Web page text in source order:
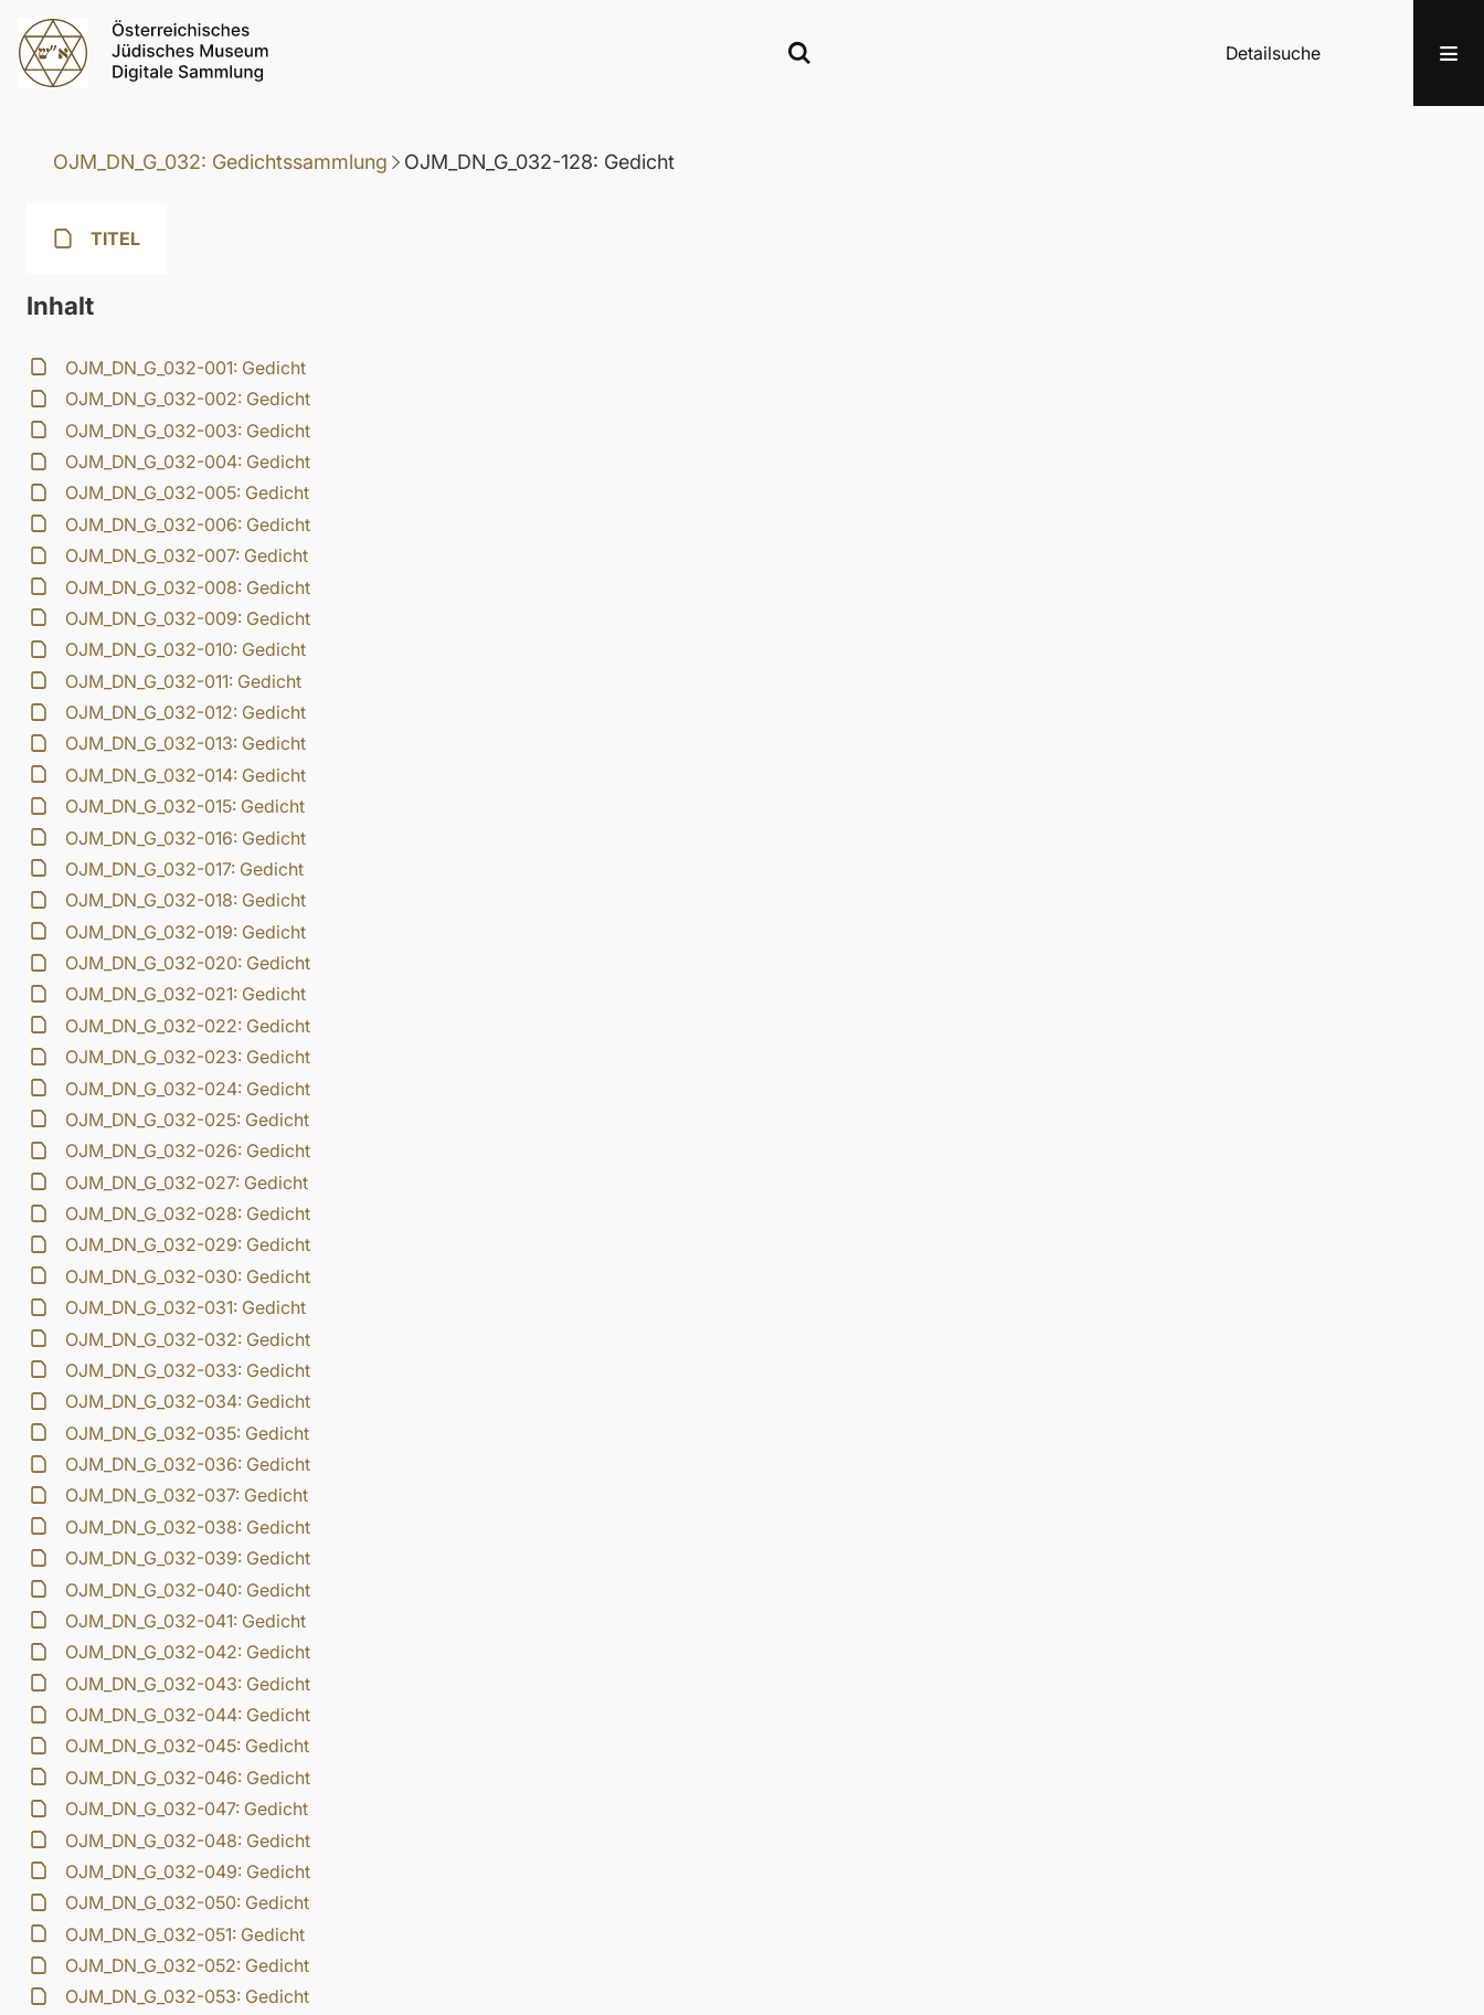
Detailsuche
OJM_DN_G_032: Gedichtssammlung OJM_DN_G_032-128: Gedicht
TITEL
Inhalt
OJM_DN_G_032-001: Gedicht
OJM_DN_G_032-002: Gedicht
OJM_DN_G_032-003: Gedicht
OJM_DN_G_032-004: Gedicht
OJM_DN_G_032-005: Gedicht
OJM_DN_G_032-006: Gedicht
OJM_DN_G_032-007: Gedicht
OJM_DN_G_032-008: Gedicht
OJM_DN_G_032-009: Gedicht
OJM_DN_G_032-010: Gedicht
OJM_DN_G_032-011: Gedicht
OJM_DN_G_032-012: Gedicht
OJM_DN_G_032-013: Gedicht
OJM_DN_G_032-014: Gedicht
OJM_DN_G_032-015: Gedicht
OJM_DN_G_032-016: Gedicht
OJM_DN_G_032-017: Gedicht
OJM_DN_G_032-018: Gedicht
OJM_DN_G_032-019: Gedicht
OJM_DN_G_032-020: Gedicht
OJM_DN_G_032-021: Gedicht
OJM_DN_G_032-022: Gedicht
OJM_DN_G_032-023: Gedicht
OJM_DN_G_032-024: Gedicht
OJM_DN_G_032-025: Gedicht
OJM_DN_G_032-026: Gedicht
OJM_DN_G_032-027: Gedicht
OJM_DN_G_032-028: Gedicht
OJM_DN_G_032-029: Gedicht
OJM_DN_G_032-030: Gedicht
OJM_DN_G_032-031: Gedicht
OJM_DN_G_032-032: Gedicht
OJM_DN_G_032-033: Gedicht
OJM_DN_G_032-034: Gedicht
OJM_DN_G_032-035: Gedicht
OJM_DN_G_032-036: Gedicht
OJM_DN_G_032-037: Gedicht
OJM_DN_G_032-038: Gedicht
OJM_DN_G_032-039: Gedicht
OJM_DN_G_032-040: Gedicht
OJM_DN_G_032-041: Gedicht
OJM_DN_G_032-042: Gedicht
OJM_DN_G_032-043: Gedicht
OJM_DN_G_032-044: Gedicht
OJM_DN_G_032-045: Gedicht
OJM_DN_G_032-046: Gedicht
OJM_DN_G_032-047: Gedicht
OJM_DN_G_032-048: Gedicht
OJM_DN_G_032-049: Gedicht
OJM_DN_G_032-050: Gedicht
OJM_DN_G_032-051: Gedicht
OJM_DN_G_032-052: Gedicht
OJM_DN_G_032-053: Gedicht